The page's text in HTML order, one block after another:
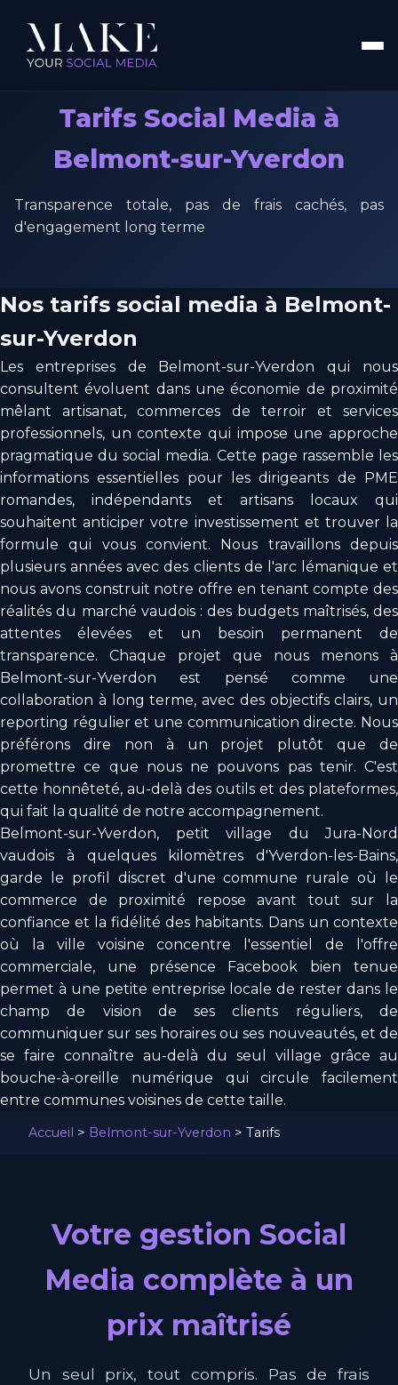
Tarifs Social Media à
Belmont-sur-Yverdon
Transparence totale, pas de frais cachés, pas
d'engagement long terme
Nos tarifs social media à Belmont-
sur-Yverdon
Les entreprises de Belmont-sur-Yverdon qui nous
consultent évoluent dans une économie de proximité
mêlant artisanat, commerces de terroir et services
professionnels, un contexte qui impose une approche
pragmatique du social media. Cette page rassemble les
informations essentielles pour les dirigeants de PME
romandes, indépendants et artisans locaux qui
souhaitent anticiper votre investissement et trouver la
formule qui vous convient. Nous travaillons depuis
plusieurs années avec des clients de l'arc lémanique et
nous avons construit notre offre en tenant compte des
réalités du marché vaudois : des budgets maîtrisés, des
attentes élevées et un besoin permanent de
transparence. Chaque projet que nous menons à
Belmont-sur-Yverdon est pensé comme une
collaboration à long terme, avec des objectifs clairs, un
reporting régulier et une communication directe. Nous
préférons dire non à un projet plutôt que de
promettre ce que nous ne pouvons pas tenir. C'est
cette honnêteté, au-delà des outils et des plateformes,
qui fait la qualité de notre accompagnement.
Belmont-sur-Yverdon, petit village du Jura-Nord
vaudois à quelques kilomètres d'Yverdon-les-Bains,
garde le profil discret d'une commune rurale où le
commerce de proximité repose avant tout sur la
confiance et la fidélité des habitants. Dans un contexte
où la ville voisine concentre l'essentiel de l'offre
commerciale, une présence Facebook bien tenue
permet à une petite entreprise locale de rester dans le
champ de vision de ses clients réguliers, de
communiquer sur ses horaires ou ses nouveautés, et de
se faire connaître au-delà du seul village grâce au
bouche-à-oreille numérique qui circule facilement
entre communes voisines de cette taille.
Accueil > Belmont-sur-Yverdon > Tarifs
Votre gestion Social
Media complète à un
prix maîtrisé
Un seul prix, tout compris. Pas de frais